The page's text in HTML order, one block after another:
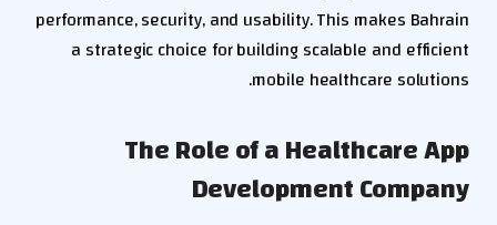
performance, security, and usability. This makes Bahrain
a strategic choice for building scalable and efficient
mobile healthcare solutions.
The Role of a Healthcare App
Development Company